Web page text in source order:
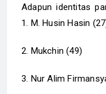
Adapun identitas
1. M. Husin Hasin
2. Mukchin (49)
3. Nur Alim